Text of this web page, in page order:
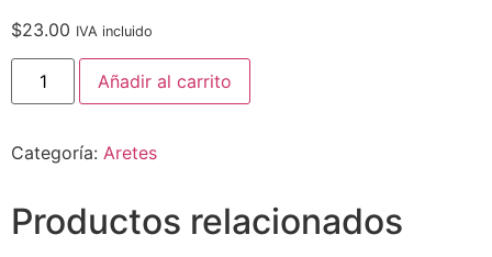
$23.00 IVA incluido
Añadir al carrito
Categoría: Aretes
Productos relacionados